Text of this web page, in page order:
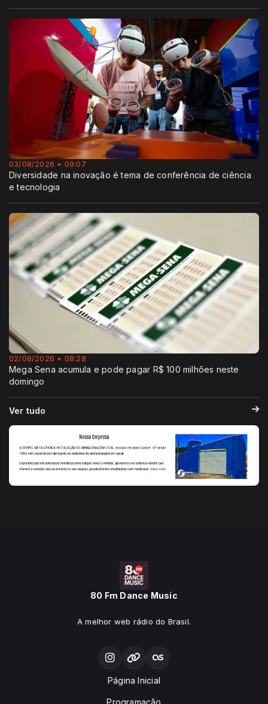
03/08/2026 • 09:07
Diversidade na inovação é tema de conferência de ciência
e tecnologia
02/08/2026 • 08:28
Mega Sena acumula e pode pagar R$ 100 milhões neste
domingo
Ver tudo
80 Fm Dance Music
A melhor web rádio do Brasil.
Página Inicial